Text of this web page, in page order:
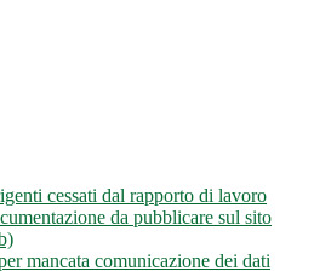
cessati dal rapporto di lavoro
da pubblicare sul sito
mancata comunicazione dei dati